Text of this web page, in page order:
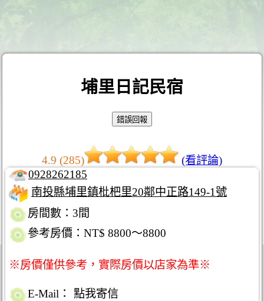
埔里日記民宿
4.9 (285)
(看評論)
0928262185
南投縣埔里鎮枇杷里20鄰中正路149-1號
房間數：3間
參考房價：NT$ 8800～8800
※房價僅供參考，實際房價以店家為準※
E-Mail： 點我寄信